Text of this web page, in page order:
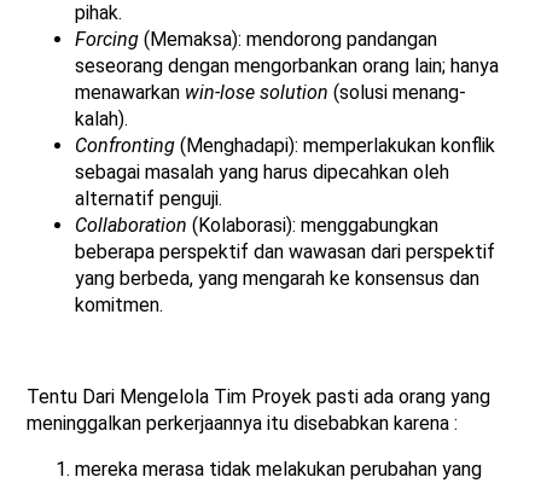
pihak.
Forcing (Memaksa): mendorong pandangan
seseorang dengan mengorbankan orang lain; hanya
menawarkan win-lose solution (solusi menang-
kalah).
Confronting(Menghadapi): memperlakukan konflik
sebagai masalah yang harus dipecahkan oleh
alternatif penguji.
Collaboration (Kolaborasi): menggabungkan
beberapa perspektif dan wawasan dari perspektif
yang berbeda, yang mengarah ke konsensus dan
komitmen.
Tentu Dari Mengelola Tim Proyek pasti ada orang yang
meninggalkan perkerjaannya itu disebabkan karena :
mereka merasa tidak melakukan perubahan yang